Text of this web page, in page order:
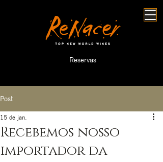
Reservas
Post
Recebemos nosso
importador da
15 de jan.